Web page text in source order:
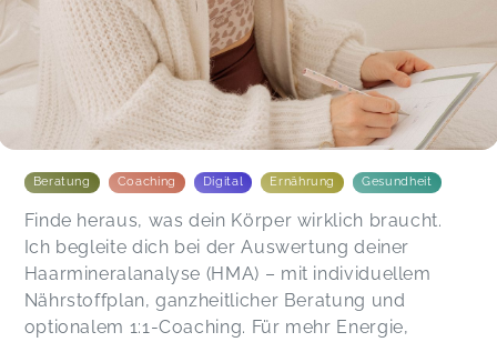
Beratung Coaching Digital Ernährung Gesundheit
Finde heraus, was dein Körper wirklich braucht.
Ich begleite dich bei der Auswertung deiner
Haarmineralanalyse (HMA) – mit individuellem
Nährstoffplan, ganzheitlicher Beratung und
optionalem 1:1-Coaching. Für mehr Energie,